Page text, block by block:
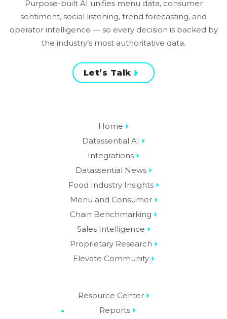
Purpose-built AI unifies menu data, consumer
sentiment, social listening, trend forecasting, and
operator intelligence — so every decision is backed by
the industry’s most authoritative data.
Let’s Talk
Home
Datassential AI
Integrations
Datassential News
Food Industry Insights
Menu and Consumer
Chain Benchmarking
Sales Intelligence
Proprietary Research
Elevate Community
Resource Center
Reports